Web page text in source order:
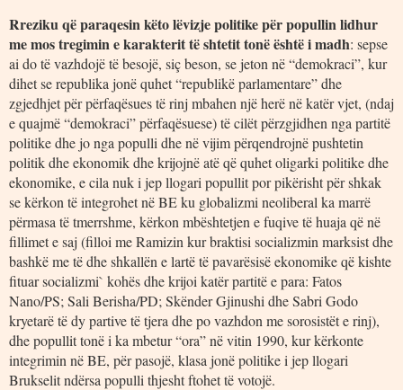
Rreziku që paraqesin këto lëvizje politike për popullin lidhur
me mos tregimin e karakterit të shtetit tonë është i madh: sepse
ai do të vazhdojë të besojë, siç beson, se jeton në “demokraci”, kur
dihet se republika jonë quhet “republikë parlamentare” dhe
zgjedhjet për përfaqësues të rinj mbahen një herë në katër vjet, (ndaj
e quajmë “demokraci” përfaqësuese) të cilët përzgjidhen nga partitë
politike dhe jo nga populli dhe në vijim përqendrojnë pushtetin
politik dhe ekonomik dhe krijojnë atë që quhet oligarki politike dhe
ekonomike, e cila nuk i jep llogari popullit por pikërisht për shkak
se kërkon të integrohet në BE ku globalizmi neoliberal ka marrë
përmasa të tmerrshme, kërkon mbështetjen e fuqive të huaja që në
fillimet e saj (filloi me Ramizin kur braktisi socializmin marksist dhe
bashkë me të dhe shkallën e lartë të pavarësisë ekonomike që kishte
fituar socializmi` kohës dhe krijoi katër partitë e para: Fatos
Nano/PS; Sali Berisha/PD; Skënder Gjinushi dhe Sabri Godo
kryetarë të dy partive të tjera dhe po vazhdon me sorosistët e rinj),
dhe popullit tonë i ka mbetur “ora” në vitin 1990, kur kërkonte
integrimin në BE, për pasojë, klasa jonë politike i jep llogari
Brukselit ndërsa populli thjesht ftohet të votojë.